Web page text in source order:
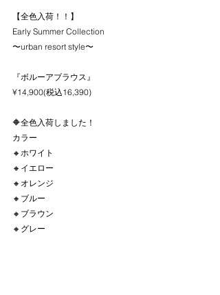
【全色入荷！！】
Early Summer Collection
〜urban resort style〜
『ボルーアブラウス』
¥14,900(税込16,390)
🔶全色入荷しました！
カラー
🔸ホワイト
🔸イエロー
🔸オレンジ
🔸ブルー
🔸ブラウン
🔸グレー